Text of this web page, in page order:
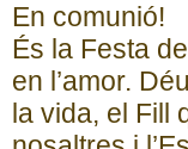
En comunió!
És la Festa
en l’amor.
la vida, el Fill